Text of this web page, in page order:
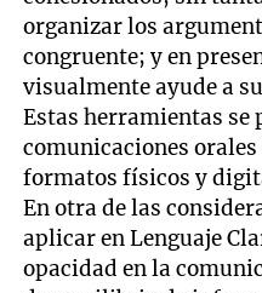
organizar los
congruente; y en
visualmente ayude a
Estas herramientas se
comunicaciones
formatos físicos y
En otra de las
aplicar en Lenguaje
opacidad en la